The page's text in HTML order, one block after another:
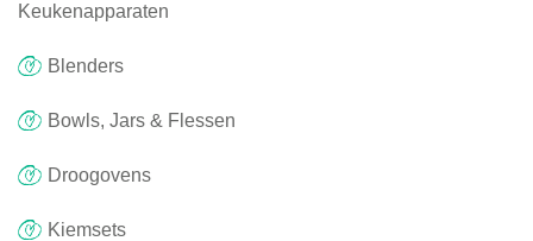
Keukenapparaten
Blenders
Bowls, Jars & Flessen
Droogovens
Kiemsets